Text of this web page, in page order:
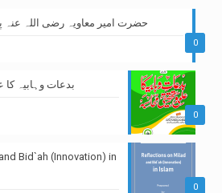
0
حضرت امیر معاویہ رضی اللہ عنہ
0
بدعات وہابیہ
0
Bid`ah (Innovation) in